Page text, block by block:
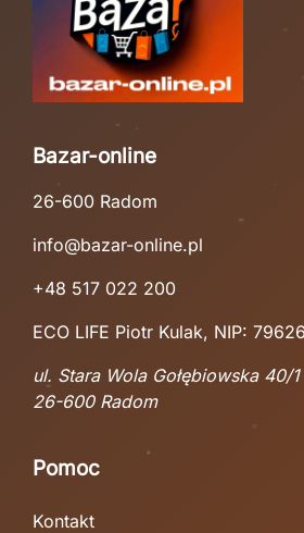
Bazar-online
26-600 Radom
info@bazar-online.pl
+48 517 022 200
ECO LIFE Piotr Kulak, NIP:
ul. Stara Wola Gołębiowska 40/1
26-600 Radom
Pomoc
Kontakt